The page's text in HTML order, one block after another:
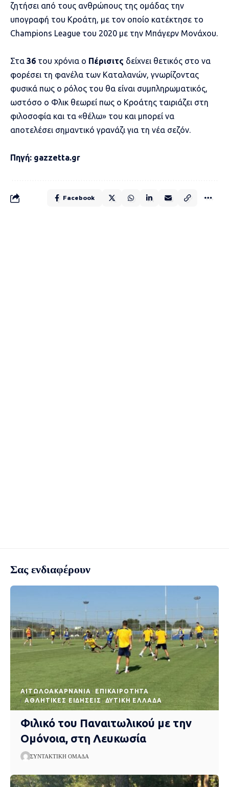
ζητήσει από τους ανθρώπους της ομάδας την
υπογραφή του Κροάτη, με τον οποίο κατέκτησε το
Champions League του 2020 με την Μπάγερν Μονάχου.
Στα 36 του χρόνια ο Πέρισιτς δείχνει θετικός στο να
φορέσει τη φανέλα των Καταλανών, γνωρίζοντας
φυσικά πως ο ρόλος του θα είναι συμπληρωματικός,
ωστόσο ο Φλικ θεωρεί πως ο Κροάτης ταιριάζει στη
φιλοσοφία και τα «θέλω» του και μπορεί να
αποτελέσει σημαντικό γρανάζι για τη νέα σεζόν.
Πηγή: gazzetta.gr
Facebook
Σας ενδιαφέρουν
AΙΤΩΛΟΑΚΑΡΝΑΝΊΑ
EΠΙΚΑΙΡΌΤΗΤΑ
ΑΘΛΗΤΙΚΈΣ ΕΙΔΉΣΕΙΣ
ΔΥΤΙΚΉ ΕΛΛΆΔΑ
Φιλικό του Παναιτωλικού με την
Ομόνοια, στη Λευκωσία
ΣΥΝΤΑΚΤΙΚΉ ΟΜΆΔΑ